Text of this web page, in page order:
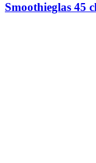
kan
Smoothieglas 45